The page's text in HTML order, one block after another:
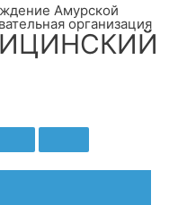
Амурской
организация